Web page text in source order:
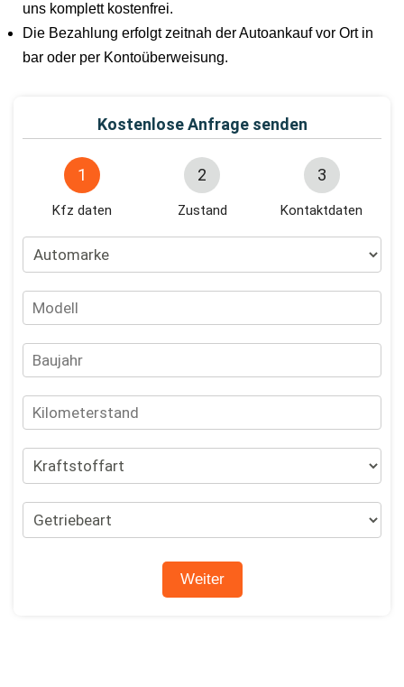
uns komplett kostenfrei.
Die Bezahlung erfolgt zeitnah der Autoankauf vor Ort in
bar oder per Kontoüberweisung.